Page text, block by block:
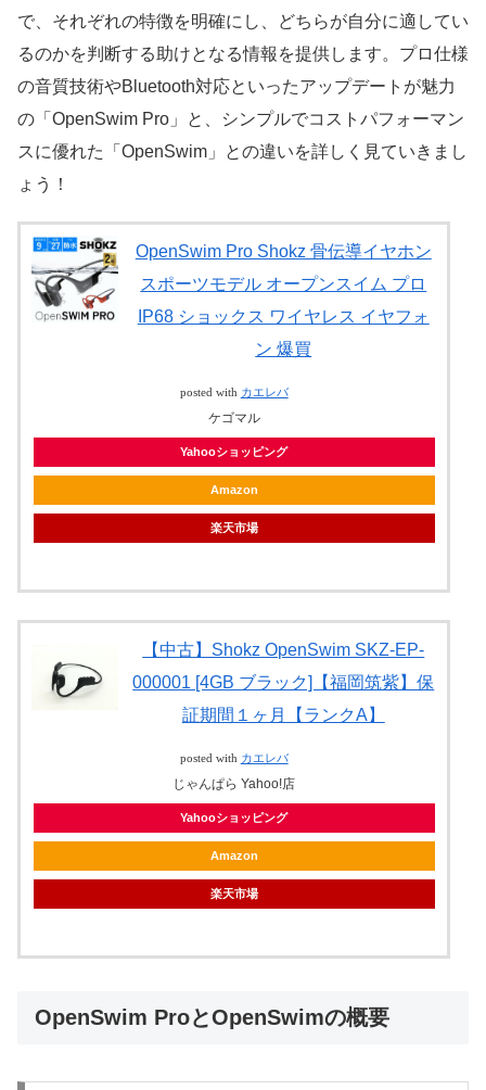
で、それぞれの特徴を明確にし、どちらが自分に適してい
るのかを判断する助けとなる情報を提供します。プロ仕様
の音質技術やBluetooth対応といったアップデートが魅力
の「OpenSwim Pro」と、シンプルでコストパフォーマン
スに優れた「OpenSwim」との違いを詳しく見ていきまし
ょう！
OpenSwim Pro Shokz 骨伝導イヤホン
スポーツモデル オープンスイム プロ
IP68 ショックス ワイヤレス イヤフォ
ン 爆買
posted with カエレバ
ケゴマル
Yahooショッピング
Amazon
楽天市場
【中古】Shokz OpenSwim SKZ-EP-
000001 [4GB ブラック]【福岡筑紫】保
証期間１ヶ月【ランクA】
posted with カエレバ
じゃんぱら Yahoo!店
Yahooショッピング
Amazon
楽天市場
OpenSwim ProとOpenSwimの概要